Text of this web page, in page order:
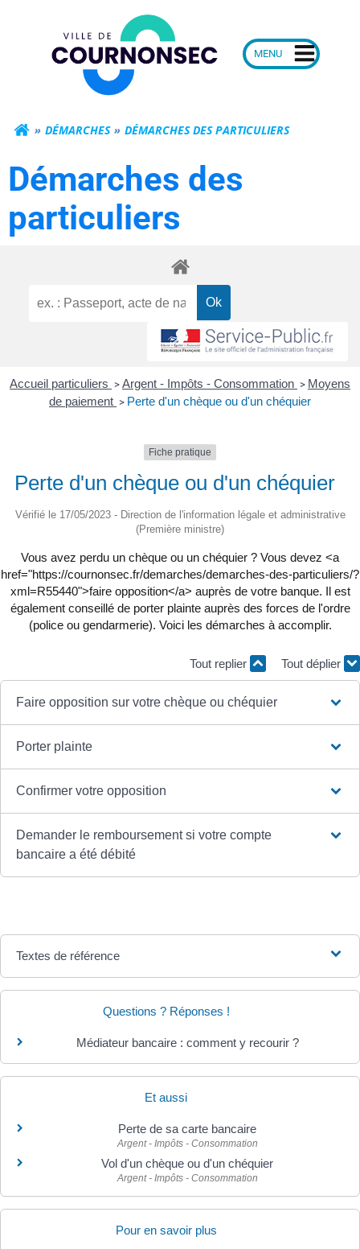
Mairie de
DÉMARCHES DÉMARCHES DES PARTICULIERS
Démarches des
particuliers
Accueil particuliers > Argent - Impôts - Consommation > Moyens
de paiement > Perte d'un chèque ou d'un chéquier
Fiche pratique
Perte d'un chèque ou d'un chéquier
Vérifié le 17/05/2023 - Direction de l'information légale et administrative
(Première ministre)
Vous avez perdu un chèque ou un chéquier ? Vous devez <a
href="https://cournonsec.fr/demarches/demarches-des-particuliers/?
xml=R55440">faire opposition</a> auprès de votre banque. Il est
également conseillé de porter plainte auprès des forces de l'ordre
(police ou gendarmerie). Voici les démarches à accomplir.
Tout replier Tout déplier
Faire opposition sur votre chèque ou chéquier
Porter plainte
Confirmer votre opposition
Demander le remboursement si votre compte
bancaire a été débité
Textes de référence
Questions ? Réponses !
Médiateur bancaire : comment y recourir ?
Et aussi
Perte de sa carte bancaire
Argent - Impôts - Consommation
Vol d'un chèque ou d'un chéquier
Argent - Impôts - Consommation
Pour en savoir plus